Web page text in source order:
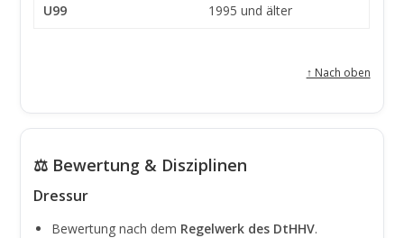
U99 1995 und älter
↑ Nach oben
⚖️ Bewertung & Disziplinen
Dressur
Bewertung nach dem Regelwerk des DtHHV.